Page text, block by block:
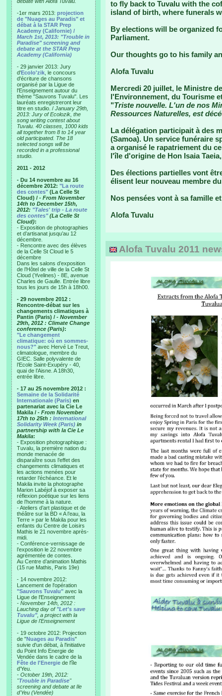
-1er mars 2013: projection
de "Nuages au Paradis" et
débat à la STAR Prep
Academy (Californie) /
March 1st, 2013: "Trouble in
Paradise" screening and
debate at the STAR Prep
Academy (California)
- 29 janvier 2013: Jury
d'Ecolo'zik , le concours
d'écriture de chansons
organisé par la Ligue de
l'Enseignement autour du
thème "Sauvons Tuvalu". Les
lauréats enregistreront leur
titre en studio. / January 29th,
2013: Jury of Ecolozik, the
song writing contest about
Tuvalu. 40 classes, 1000 kids
all together from 8 to 14 year
old participated. The 18
selected songs will be
recorded in a professional
studio.
2011 - 2012
- Du 14 novembre au 16
décembre 2012: "La route
des contes" (La Celle St
Cloud) / - From November
14th to December 15th,
2012: "Tales' trip - La route
des contes"(La Celle St
Cloud):
- Exposition de photographies
et d’artisanat jusqu’au 12
décembre.
- Rencontre avec des élèves
de la Celle St Cloud le 5
décembre
Dans les salons d’exposition
de l’Hôtel de ville de la Celle St
Cloud (Yvelines) - 8E, avenue
Charles de Gaulle. Entrée libre
tous les jours de 15h à 18h00.
- 29 novembre 2012 :
Rencontre-débat sur les
changements climatiques à
Pantin (Paris) / - November
29th, 2012 : Climate Change
conference (Paris):
"Le changement
climatique: où en sommes-
nous?" avec Hervé Le Treut,
climatologue, membre du
GIEC. Salle polyvalente de
l’Ecole Saint-Exupéry - 40,
quai de l’Aisne. A 18h30,
entrée libre.
- 17 au 25 novembre 2012 :
Semaine de la Solidarité
Internationale (Paris) en
partenariat avec la Cie Le
Makila / - From November
17th to 25th : International
Solidarity Week (Paris) in
partnership with la Cie Le
Makila:
- Exposition photographique :
Tuvalu, la première nation du
monde menacée de
disparaître sous l’effet des
changements climatiques et
les actions menées pour
retarder l’échéance. Et le
Makila invite la photographe
Marion Labéjof à exposer sa
réflexion poétique sur les liens
de l’homme à la nature.
- Ateliers d’art plastique et de
théâtre sur la BD « A l’eau, la
Terre » par le Makila pour les
enfants du Centre de Loisirs
Mathis le 21 novembre après-
midi.
- Conférence-vernissage de
l’exposition le 22 novembre
agrémentée de contes.
Au Centre d’animation Mathis
(15 rue Mathis, Paris 19e)
- 14 novembre 2012:
Lancement de l'opération
"Sauvons Tuvalu" avec la
Ligue de l'Enseignement
- November 14th, 2012 :
Lauching day of "Let's save
Tuvalu", a project with la
Ligue de l'Enseignement
- 19 octobre 2012: Projection
de "Nuages au Paradis"
suivie d'un débat, à l'initiative
du Point Info Energie de
Vendée dans le cadre de la
Fête de l'Energie de l'île
d'Yeu.
- October 19th, 2012:
"Trouble in Paradise"
screening and debate at Ile
d'Yeu (Vendée)
to fly back to Tuvalu with the
island of birth, where funerals
By elections will be organized
Parliament.
Our thoughts go to his family
Alofa Tuvalu
Mercredi 20 juillet, le Ministre
l'Environnement, du Tourisme
"Triste nouvelle. L'un de nos
Ressources Naturelles, est
La délégation participait à des
(Samoa). Un service funéraire
a organisé le rapatriement du
l'île d'origine de Hon Isaia
Des élections partielles vont
élisent leur nouveau membre
Nos pensées vont à sa famille
Alofa Tuvalu
Alofa Tuvalu 2011